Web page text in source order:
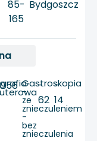
85-
165
Bydgoszcz
56 Gastroskopia
-
ze
znieczuleniem
-
bez
znieczulenia
-
62
-
14